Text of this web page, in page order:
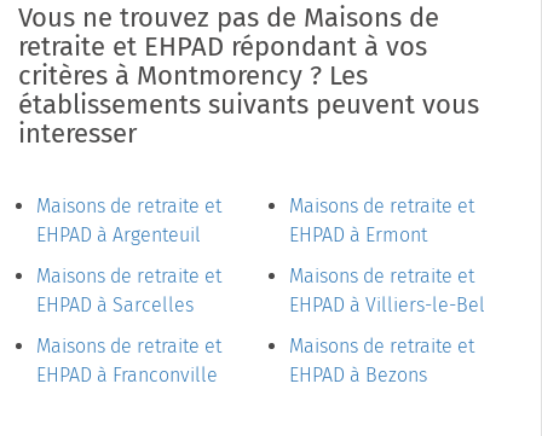
Vous ne trouvez pas de Maisons de
retraite et EHPAD répondant à vos
critères à Montmorency ? Les
établissements suivants peuvent vous
interesser
Maisons de retraite et
EHPAD à Argenteuil
Maisons de retraite et
EHPAD à Sarcelles
Maisons de retraite et
EHPAD à Franconville
Maisons de retraite et
EHPAD à Ermont
Maisons de retraite et
EHPAD à Villiers-le-Bel
Maisons de retraite et
EHPAD à Bezons